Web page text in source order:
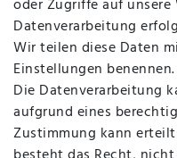
Batterieentsorgung
Altölverordnung
Impressum
BEQUEM UND
oder Zugriffe auf
Datenverarbeitung
Wir teilen diese Daten
Einstellungen benennen.
Die Datenverarbeitung
aufgrund eines
Zustimmung kann